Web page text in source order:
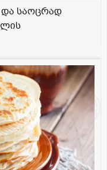
და საოცრად